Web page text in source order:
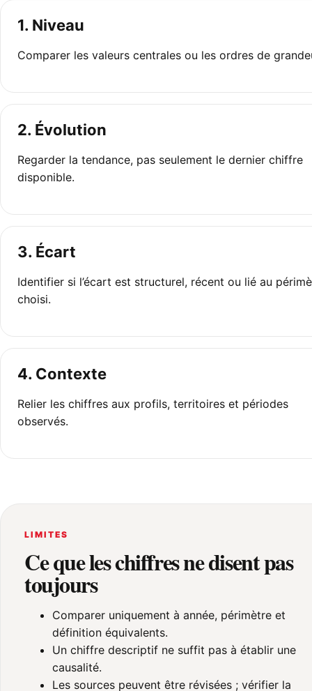
1. Niveau
Comparer les valeurs centrales ou les ordres de
2. Évolution
Regarder la tendance, pas seulement le dernier chiffre
disponible.
3. Écart
Identifier si l’écart est structurel, récent ou lié au
choisi.
4. Contexte
Relier les chiffres aux profils, territoires et périodes
observés.
LIMITES
Ce que les chiffres ne disent pas
toujours
Comparer uniquement à année, périmètre et
définition équivalents.
Un chiffre descriptif ne suffit pas à établir une
causalité.
Les sources peuvent être révisées ; vérifier la